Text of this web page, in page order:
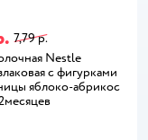
7,79 р.
Nestle
с фигурками
яблоко-абрикос